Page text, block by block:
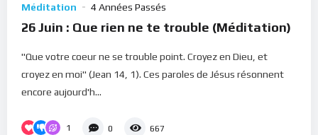
Méditation 4 Années Passés
26 Juin : Que rien ne te trouble (Méditation)
"Que votre coeur ne se trouble point. Croyez en Dieu, et
croyez en moi" (Jean 14, 1). Ces paroles de Jésus résonnent
encore aujourd'h...
1 0 667